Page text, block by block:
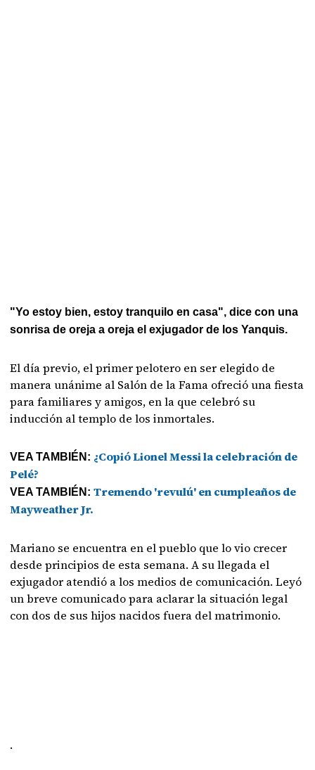
"Yo estoy bien, estoy tranquilo en casa", dice con una
sonrisa de oreja a oreja el exjugador de los Yanquis.
El día previo, el primer pelotero en ser elegido de
manera unánime al Salón de la Fama ofreció una fiesta
para familiares y amigos, en la que celebró su
inducción al templo de los inmortales.
VEA TAMBIÉN: ¿Copió Lionel Messi la celebración de
Pelé?
VEA TAMBIÉN:Tremendo 'revulú' en cumpleaños de
Mayweather Jr.
Mariano se encuentra en el pueblo que lo vio crecer
desde principios de esta semana. A su llegada el
exjugador atendió a los medios de comunicación. Leyó
un breve comunicado para aclarar la situación legal
con dos de sus hijos nacidos fuera del matrimonio.
.